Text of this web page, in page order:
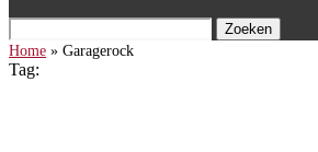
Zoeken
Home » Garagerock
Tag: